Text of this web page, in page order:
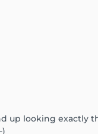
up looking